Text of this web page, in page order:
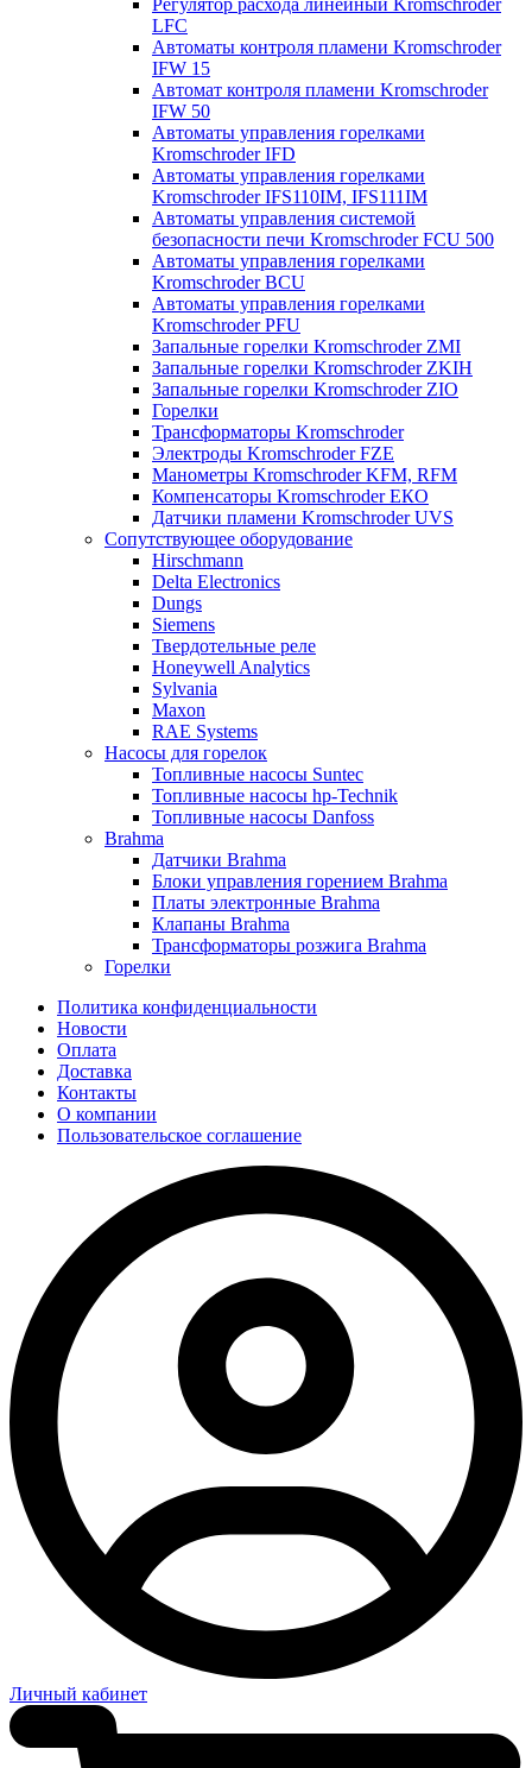
Регулятор расхода линейный Kromschroder
LFC
Автоматы контроля пламени Kromschroder
IFW 15
Автомат контроля пламени Kromschroder
IFW 50
Автоматы управления горелками
Kromschroder IFD
Автоматы управления горелками
Kromschroder IFS110IM, IFS111IM
Автоматы управления системой
безопасности печи Kromschroder FCU 500
Автоматы управления горелками
Kromschroder BCU
Автоматы управления горелками
Kromschroder PFU
Запальные горелки Kromschroder ZМI
Запальные горелки Kromschroder ZKIH
Запальные горелки Kromschroder ZIO
Горелки
Трансформаторы Kromschroder
Электроды Kromschroder FZE
Манометры Kromschroder KFM, RFM
Компенсаторы Kromschroder ЕКО
Датчики пламени Kromschroder UVS
Сопутствующее оборудование
Hirschmann
Delta Electronics
Dungs
Siemens
Твердотельные реле
Honeywell Analytics
Sylvania
Maxon
RAE Systems
Насосы для горелок
Топливные насосы Suntec
Топливные насосы hp-Technik
Топливные насосы Danfoss
Brahma
Датчики Brahma
Блоки управления горением Brahma
Платы электронные Brahma
Клапаны Brahma
Трансформаторы розжига Brahma
Горелки
Политика конфиденциальности
Новости
Оплата
Доставка
Контакты
О компании
Пользовательское соглашение
Личный кабинет